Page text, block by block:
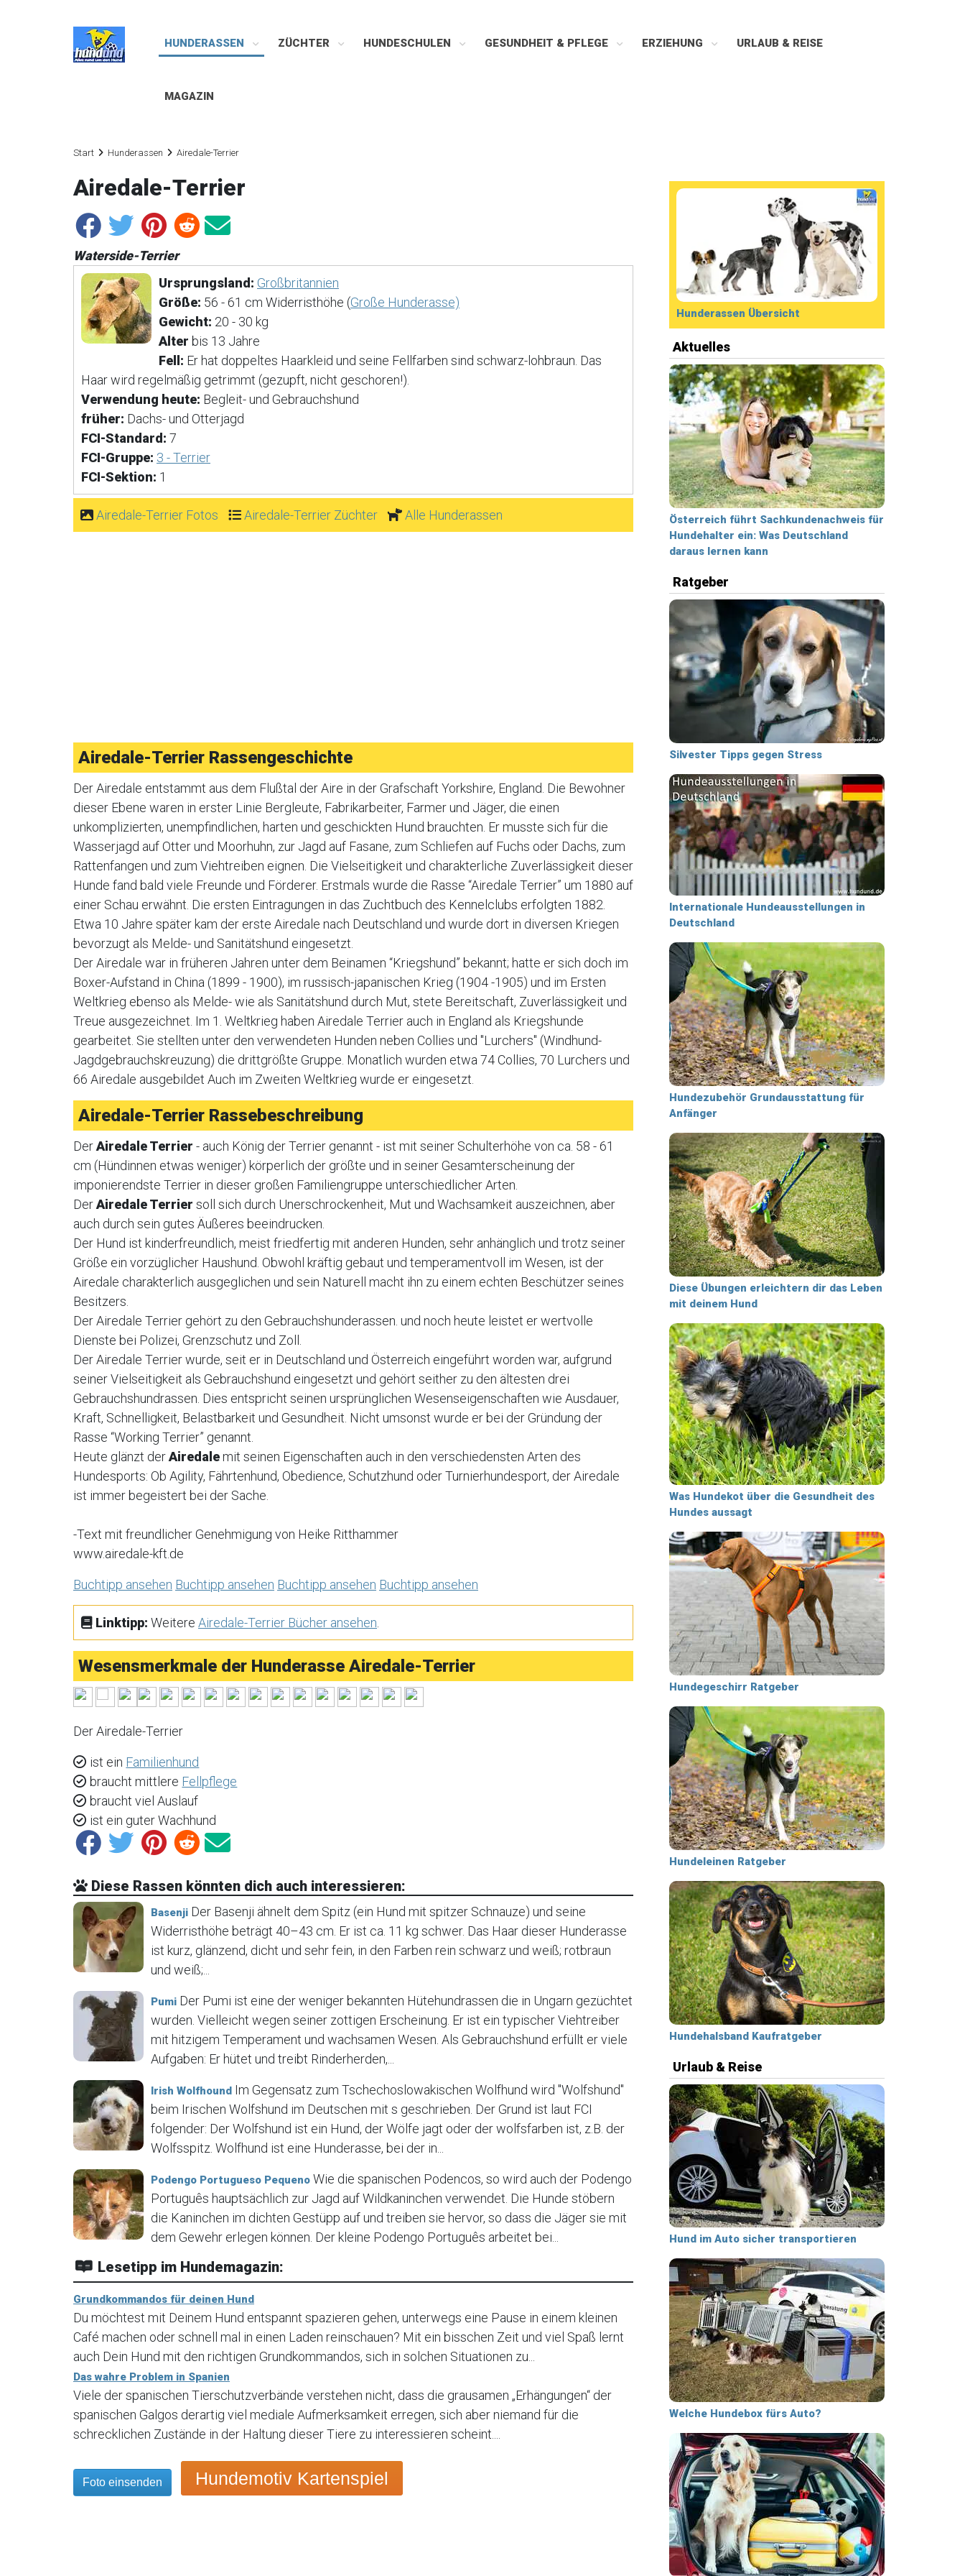
HUNDERASSEN ZÜCHTER HUNDESCHULEN GESUNDHEIT & PFLEGE ERZIEHUNG URLAUB & REISE
MAGAZIN
Start Hunderassen Airedale-Terrier
Airedale-Terrier
Waterside-Terrier
Ursprungsland: Großbritannien
Größe: 56 - 61 cm Widerristhöhe (Große Hunderasse)
Gewicht: 20 - 30 kg
Alter bis 13 Jahre
Fell: Er hat doppeltes Haarkleid und seine Fellfarben sind schwarz-lohbraun. Das
Haar wird regelmäßig getrimmt (gezupft, nicht geschoren!).
Verwendung heute: Begleit- und Gebrauchshund
früher: Dachs- und Otterjagd
FCI-Standard: 7
FCI-Gruppe: 3 - Terrier
FCI-Sektion: 1
Airedale-Terrier Fotos Airedale-Terrier Züchter Alle Hunderassen
Airedale-Terrier Rassengeschichte
Der Airedale entstammt aus dem Flußtal der Aire in der Grafschaft Yorkshire, England. Die Bewohner
dieser Ebene waren in erster Linie Bergleute, Fabrikarbeiter, Farmer und Jäger, die einen
unkomplizierten, unempfindlichen, harten und geschickten Hund brauchten. Er musste sich für die
Wasserjagd auf Otter und Moorhuhn, zur Jagd auf Fasane, zum Schliefen auf Fuchs oder Dachs, zum
Rattenfangen und zum Viehtreiben eignen. Die Vielseitigkeit und charakterliche Zuverlässigkeit dieser
Hunde fand bald viele Freunde und Förderer. Erstmals wurde die Rasse “Airedale Terrier” um 1880 auf
einer Schau erwähnt. Die ersten Eintragungen in das Zuchtbuch des Kennelclubs erfolgten 1882.
Etwa 10 Jahre später kam der erste Airedale nach Deutschland und wurde dort in diversen Kriegen
bevorzugt als Melde- und Sanitätshund eingesetzt.
Der Airedale war in früheren Jahren unter dem Beinamen “Kriegshund” bekannt; hatte er sich doch im
Boxer-Aufstand in China (1899 - 1900), im russisch-japanischen Krieg (1904 -1905) und im Ersten
Weltkrieg ebenso als Melde- wie als Sanitätshund durch Mut, stete Bereitschaft, Zuverlässigkeit und
Treue ausgezeichnet. Im 1. Weltkrieg haben Airedale Terrier auch in England als Kriegshunde
gearbeitet. Sie stellten unter den verwendeten Hunden neben Collies und "Lurchers" (Windhund-
Jagdgebrauchskreuzung) die drittgrößte Gruppe. Monatlich wurden etwa 74 Collies, 70 Lurchers und
66 Airedale ausgebildet Auch im Zweiten Weltkrieg wurde er eingesetzt.
Airedale-Terrier Rassebeschreibung
DerAiredale Terrier - auch König der Terrier genannt - ist mit seiner Schulterhöhe von ca. 58 - 61
cm (Hündinnen etwas weniger) körperlich der größte und in seiner Gesamterscheinung der
imponierendste Terrier in dieser großen Familiengruppe unterschiedlicher Arten.
DerAiredale Terrier soll sich durch Unerschrockenheit, Mut und Wachsamkeit auszeichnen, aber
auch durch sein gutes Äußeres beeindrucken.
Der Hund ist kinderfreundlich, meist friedfertig mit anderen Hunden, sehr anhänglich und trotz seiner
Größe ein vorzüglicher Haushund. Obwohl kräftig gebaut und temperamentvoll im Wesen, ist der
Airedale charakterlich ausgeglichen und sein Naturell macht ihn zu einem echten Beschützer seines
Besitzers.
Der Airedale Terrier gehört zu den Gebrauchshunderassen. und noch heute leistet er wertvolle
Dienste bei Polizei, Grenzschutz und Zoll.
Der Airedale Terrier wurde, seit er in Deutschland und Österreich eingeführt worden war, aufgrund
seiner Vielseitigkeit als Gebrauchshund eingesetzt und gehört seither zu den ältesten drei
Gebrauchshundrassen. Dies entspricht seinen ursprünglichen Wesenseigenschaften wie Ausdauer,
Kraft, Schnelligkeit, Belastbarkeit und Gesundheit. Nicht umsonst wurde er bei der Gründung der
Rasse “Working Terrier” genannt.
Heute glänzt derAiredalemit seinen Eigenschaften auch in den verschiedensten Arten des
Hundesports: Ob Agility, Fährtenhund, Obedience, Schutzhund oder Turnierhundesport, der Airedale
ist immer begeistert bei der Sache.
-Text mit freundlicher Genehmigung von Heike Ritthammer
www.airedale-kft.de
Buchtipp ansehen Buchtipp ansehen Buchtipp ansehen Buchtipp ansehen
Linktipp: Weitere Airedale-Terrier Bücher ansehen
Wesensmerkmale der Hunderasse Airedale-Terrier
Der Airedale-Terrier
ist ein Familienhund
braucht mittlere Fellpflege
braucht viel Auslauf
ist ein guter Wachhund
Diese Rassen könnten dich auch interessieren:
Basenji Der Basenji ähnelt dem Spitz (ein Hund mit spitzer Schnauze) und seine
Widerristhöhe beträgt 40–43 cm. Er ist ca. 11 kg schwer. Das Haar dieser Hunderasse
ist kurz, glänzend, dicht und sehr fein, in den Farben rein schwarz und weiß; rotbraun
und weiß;...
Pumi Der Pumi ist eine der weniger bekannten Hütehundrassen die in Ungarn gezüchtet
wurden. Vielleicht wegen seiner zottigen Erscheinung. Er ist ein typischer Viehtreiber
mit hitzigem Temperament und wachsamen Wesen. Als Gebrauchshund erfüllt er viele
Aufgaben: Er hütet und treibt Rinderherden,...
Irish Wolfhound Im Gegensatz zum Tschechoslowakischen Wolfhund wird "Wolfshund"
beim Irischen Wolfshund im Deutschen mit s geschrieben. Der Grund ist laut FCI
folgender: Der Wolfshund ist ein Hund, der Wölfe jagt oder der wolfsfarben ist, z.B. der
Wolfsspitz. Wolfhund ist eine Hunderasse, bei der in...
Podengo Portugueso Pequeno Wie die spanischen Podencos, so wird auch der Podengo
Português hauptsächlich zur Jagd auf Wildkaninchen verwendet. Die Hunde stöbern
die Kaninchen im dichten Gestüpp auf und treiben sie hervor, so dass die Jäger sie mit
dem Gewehr erlegen können. Der kleine Podengo Português arbeitet bei...
Lesetipp im Hundemagazin:
Grundkommandos für deinen Hund
Du möchtest mit Deinem Hund entspannt spazieren gehen, unterwegs eine Pause in einem kleinen
Café machen oder schnell mal in einen Laden reinschauen? Mit ein bisschen Zeit und viel Spaß lernt
auch Dein Hund mit den richtigen Grundkommandos, sich in solchen Situationen zu...
Das wahre Problem in Spanien
Viele der spanischen Tierschutzverbände verstehen nicht, dass die grausamen „Erhängungen“ der
spanischen Galgos derartig viel mediale Aufmerksamkeit erregen, sich aber niemand für die
schrecklichen Zustände in der Haltung dieser Tiere zu interessieren scheint....
Foto einsenden Hundemotiv Kartenspiel
Hunderassen Übersicht
Aktuelles
Österreich führt Sachkundenachweis für
Hundehalter ein: Was Deutschland
daraus lernen kann
Ratgeber
Silvester Tipps gegen Stress
Internationale Hundeausstellungen in
Deutschland
Hundezubehör Grundausstattung für
Anfänger
Diese Übungen erleichtern dir das Leben
mit deinem Hund
Was Hundekot über die Gesundheit des
Hundes aussagt
Hundegeschirr Ratgeber
Hundeleinen Ratgeber
Hundehalsband Kaufratgeber
Urlaub & Reise
Hund im Auto sicher transportieren
Welche Hundebox fürs Auto?